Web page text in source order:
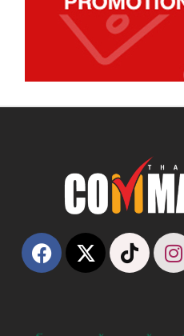
สูญ
ส
ร
พิกั